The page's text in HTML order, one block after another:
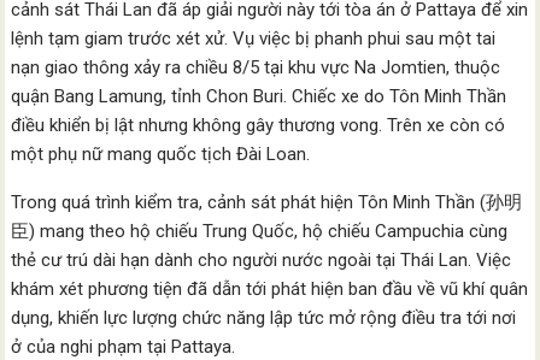
cảnh sát Thái Lan đã áp giải người này tới tòa án ở Pattaya để xin
lệnh tạm giam trước xét xử. Vụ việc bị phanh phui sau một tai
nạn giao thông xảy ra chiều 8/5 tại khu vực Na Jomtien, thuộc
quận Bang Lamung, tỉnh Chon Buri. Chiếc xe do Tôn Minh Thần
điều khiển bị lật nhưng không gây thương vong. Trên xe còn có
một phụ nữ mang quốc tịch Đài Loan.
Trong quá trình kiểm tra, cảnh sát phát hiện Tôn Minh Thần (孙明
臣) mang theo hộ chiếu Trung Quốc, hộ chiếu Campuchia cùng
thẻ cư trú dài hạn dành cho người nước ngoài tại Thái Lan. Việc
khám xét phương tiện đã dẫn tới phát hiện ban đầu về vũ khí quân
dụng, khiến lực lượng chức năng lập tức mở rộng điều tra tới nơi
ở của nghi phạm tại Pattaya.